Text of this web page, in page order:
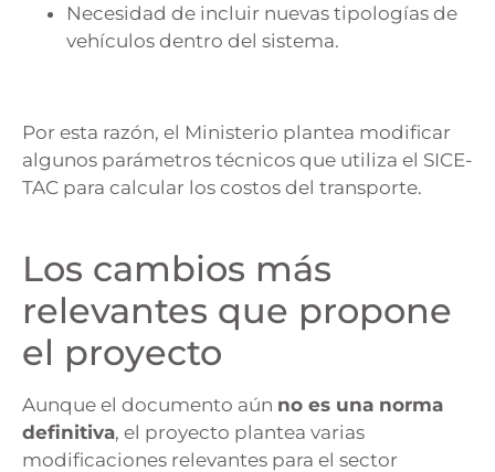
Necesidad de incluir nuevas tipologías de
vehículos dentro del sistema.
Por esta razón, el Ministerio plantea modificar
algunos parámetros técnicos que utiliza el SICE-
TAC para calcular los costos del transporte.
Los cambios más
relevantes que propone
el proyecto
Aunque el documento aún no es una norma
definitiva, el proyecto plantea varias
modificaciones relevantes para el sector